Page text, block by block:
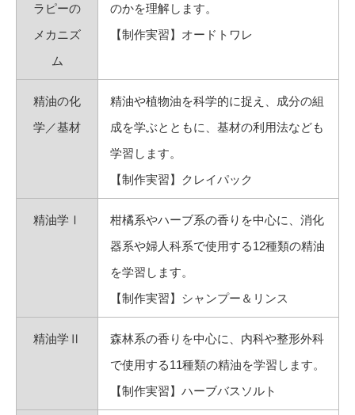
ラピーの
メカニズ
ム
のかを理解します。
【制作実習】オードトワレ
精油の化
学／基材
精油や植物油を科学的に捉え、成分の組
成を学ぶとともに、基材の利用法なども
学習します。
【制作実習】クレイパック
精油学Ⅰ
柑橘系やハーブ系の香りを中心に、消化
器系や婦人科系で使用する12種類の精油
を学習します。
【制作実習】シャンプー＆リンス
精油学Ⅱ
森林系の香りを中心に、内科や整形外科
で使用する11種類の精油を学習します。
【制作実習】ハーブバスソルト